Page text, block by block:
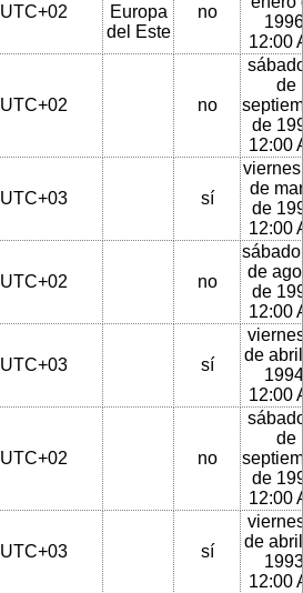
UTC+02
Europa
del Este
no
12:00
UTC+02 no
de
de
12:00
UTC+03 sí
de
de
12:00
UTC+02 no
de
de
12:00
UTC+03 sí
de
12:00
UTC+02 no
de
de
12:00
UTC+03 sí
de
12:00